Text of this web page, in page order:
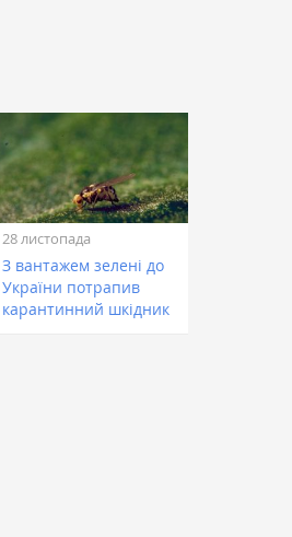
28 листопада
З вантажем зелені до
України потрапив
карантинний шкідник